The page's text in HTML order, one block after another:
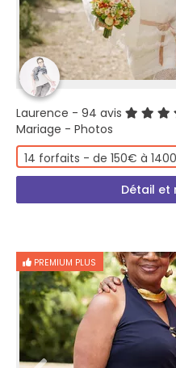
Laurence - 94 avis
Mariage - Photos
14 forfaits - de 150€ à
Détail et
PREMIUM PLUS